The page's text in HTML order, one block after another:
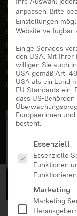
Was haben
Unterricht zu
sich Experten bei
Offenburger
Schule dem
diskutierten
anpassen. Bitte
Einstellungen
Website verfügbar
Einige Services
den USA. Mit Ihrer
willigen Sie auch
USA gemäß Art.
USA als ein Land
EU-Standards ein.
dass US-
Europäerinnen
besteht.
Es folgt eine
Essenziell
Essenzielle
Funktionen
Marketing
Marketing